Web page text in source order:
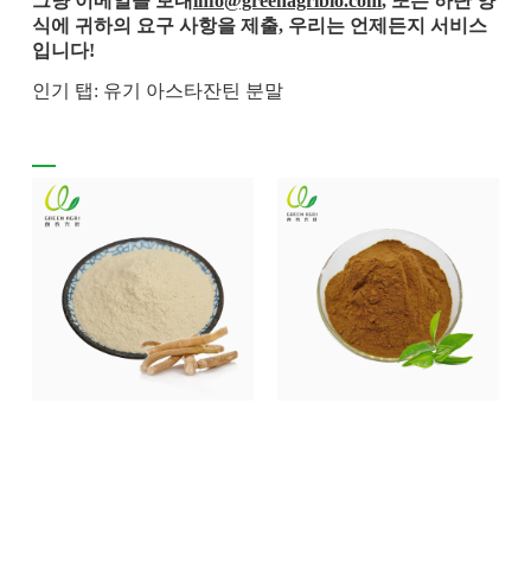
식에 귀하의 요구 사항을 제출, 우리는 언제든지 서비스
입니다!
인기 탭: 유기 아스타잔틴 분말